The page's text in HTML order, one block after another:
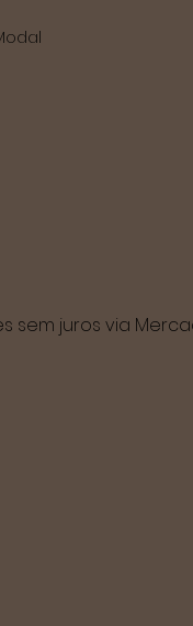
sem juros via